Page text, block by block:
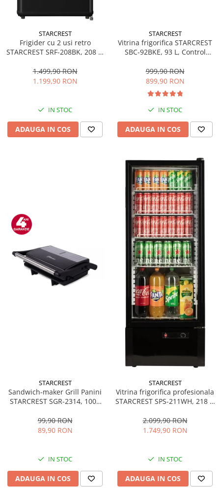
STARCREST
Frigider cu 2 usi retro
STARCREST SRF-208BK, 208 L,
Iluminare LED, Termostat
Reglabil, H 147 cm, Negru
1.499,90 RON
1.199,90 RON
IN STOC
ADAUGA IN COS
STARCREST
Vitrina frigorifica STARCREST
SBC-92BKE, 93 L, Control
83.2 cm, Negru
999,90 RON
899,90 RON
IN STOC
ADAUGA IN COS
STARCREST
Sandwich-maker Grill Panini
STARCREST SGR-2314, 1000
Deschidere 180°, Suprafata
de gatire 23 x 14 cm, Negru
99,90 RON
89,90 RON
IN STOC
ADAUGA IN COS
STARCREST
Vitrina frigorifica profesionala
STARCREST SPS-211WH, 218 L,
LED, H 141 cm, Negru
2.099,90 RON
1.749,90 RON
IN STOC
ADAUGA IN COS